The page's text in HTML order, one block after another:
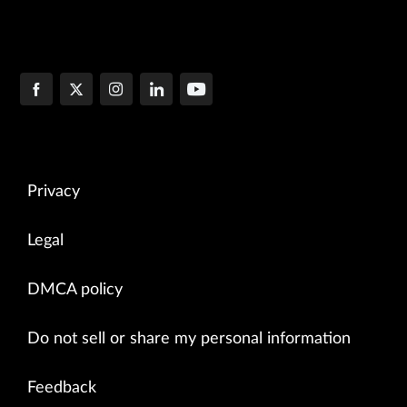
Privacy
Legal
DMCA policy
Do not sell or share my personal information
Feedback